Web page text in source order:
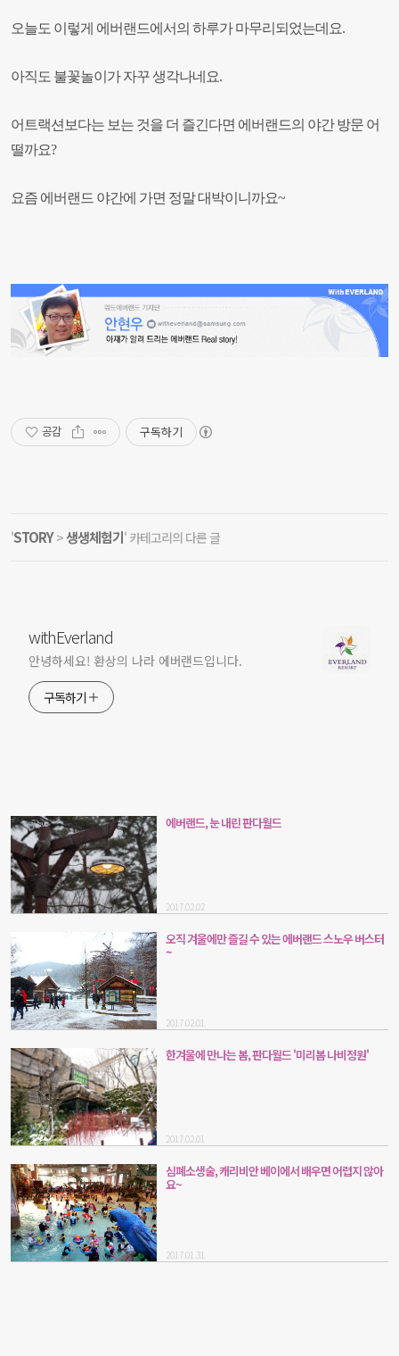
오늘도 이렇게 에버랜드에서의 하루가 마무리되었는데요.
아직도 불꽃놀이가 자꾸 생각나네요.
어트랙션보다는 보는 것을 더 즐긴다면 에버랜드의 야간 방문 어
떨까요?
요즘 에버랜드 야간에 가면 정말 대박이니까요~
공감 구독하기
'STORY>생생체험기' 카테고리의 다른 글
withEverland
안녕하세요! 환상의 나라 에버랜드입니다.
구독하기
에버랜드, 눈 내린 판다월드
2017.02.02
오직 겨울에만 즐길 수 있는 에버랜드 스노우 버스터
~
2017.02.01
한겨울에 만나는 봄, 판다월드 '미리봄 나비정원'
2017.02.01
심폐소생술, 캐리비안 베이에서 배우면 어렵지 않아
요~
2017.01.31